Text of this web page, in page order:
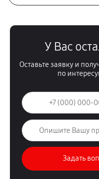
У Вас
Оставьте заявку и
по